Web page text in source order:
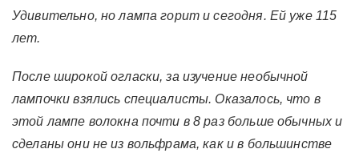
Удивительно, но лампа горит и сегодня. Ей уже 115
лет.
После широкой огласки, за изучение необычной
лампочки взялись специалисты. Оказалось, что в
этой лампе волокна почти в 8 раз больше обычных и
сделаны они не из вольфрама, как и в большинстве